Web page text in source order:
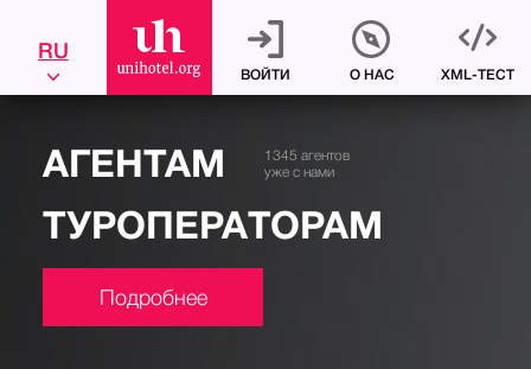
RU
ВОЙТИ
Зарегистрироваться
О НАС XML-ТЕСТ
АГЕНТАМ 1345 агентов
уже с нами
ТУРОПЕРАТОРАМ
Подробнее